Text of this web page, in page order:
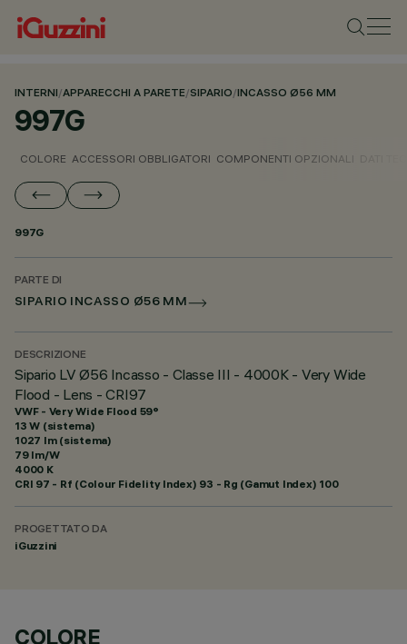
INTERNI/APPARECCHI A PARETE/SIPARIO/INCASSO Ø56 MM
997G
COLORE ACCESSORI OBBLIGATORI COMPONENTI OPZIONALI
997G
PARTE DI
SIPARIO INCASSO Ø56 MM
DESCRIZIONE
Sipario LV Ø56 Incasso - Classe III - 4000K - Very Wide
Flood - Lens - CRI97
VWF - Very Wide Flood 59°
13 W (sistema)
1027 lm (sistema)
79 lm/W
4000 K
CRI 97 - Rf (Colour Fidelity Index) 93 - Rg (Gamut Index) 100
PROGETTATO DA
iGuzzini
COLORE